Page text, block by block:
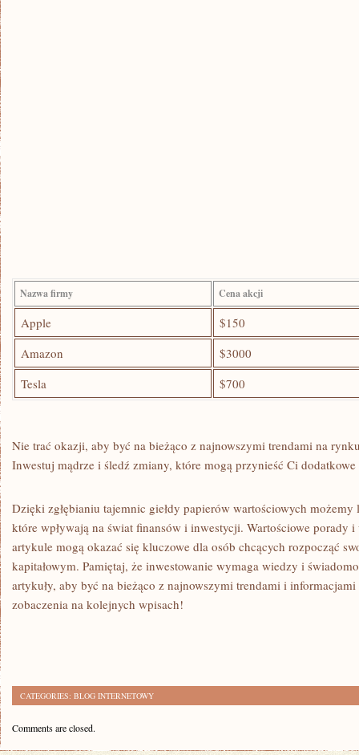
Nazwa ⁤firmy Cena ⁣akcji
Apple
$150
Amazon
$3000
Tesla
$700
Nie trać okazji, aby⁣ być na bieżąco z najnowszymi trendami​ na
Inwestuj mądrze i śledź zmiany, które mogą przynieść Ci
Dzięki zgłębianiu tajemnic giełdy papierów wartościowych
które wpływają na świat finansów i inwestycji. Wartościowe porady
artykule mogą okazać się kluczowe dla osób chcących rozpocząć
kapitałowym. Pamiętaj, że inwestowanie wymaga wiedzy i
artykuły, aby być na bieżąco z najnowszymi trendami i
zobaczenia ⁤na kolejnych wpisach!
CATEGORIES: BLOG INTERNETOWY
Comments are closed.